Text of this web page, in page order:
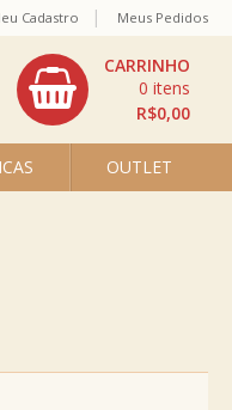
OUTLET
R$0,00
0
Cadastro Meus Pedidos